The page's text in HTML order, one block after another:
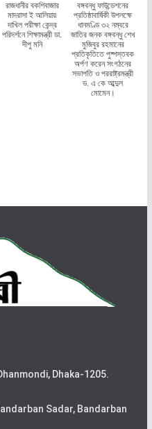
রাজধানীর বকশিবাজার
মাদরাসা ই আলিয়ায়
দাখিল পরীক্ষা কেন্দ্র
পরিদর্শনে শিক্ষামন্ত্রী ডা.
দীপু মনি
বঙ্গবন্ধু ফাউন্ডেশনের
প্রতিষ্ঠাবার্ষিকী উপলক্ষে
ধানমণ্ডি ৩২ নম্বরে
জাতির জনক বঙ্গবন্ধু শেখ
মুজিবুর রহমানের
প্রতিকৃতিতে পুষ্পস্তবক
অর্পণ করেন সংগঠনের
সভাপতি ও পররাষ্ট্রমন্ত্রী
ড. এ কে আব্দুল
মোমেন।
Dhaka-1205.
Sadar, Bandarban